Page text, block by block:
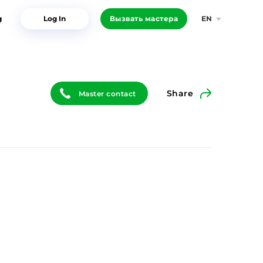
Log In Вызвать мастера EN
Master contact Share